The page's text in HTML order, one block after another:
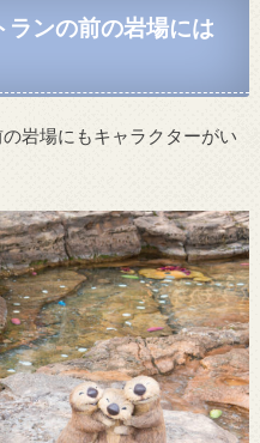
ランの前の岩場には
岩場にもキャラクターがい